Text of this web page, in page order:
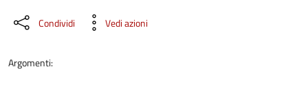
Condividi Vedi azioni
Argomenti: